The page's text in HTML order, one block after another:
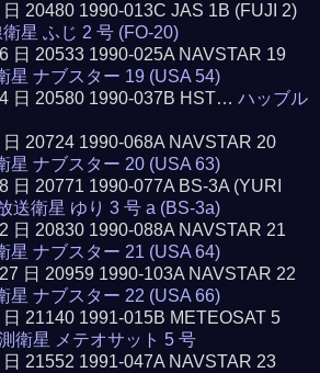
20480 1990-013C JAS 1B (FUJI 2)
星 ふじ 2 号 (FO-20)
日 20533 1990-025A NAVSTAR 19
星 ナブスター 19 (USA 54)
日 20580 1990-037B HST…ハッブル
20724 1990-068A NAVSTAR 20
星 ナブスター 20 (USA 63)
日 20771 1990-077A BS-3A (YURI
送衛星 ゆり 3 号 a (BS-3a)
日 20830 1990-088A NAVSTAR 21
星 ナブスター 21 (USA 64)
日 20959 1990-103A NAVSTAR 22
星 ナブスター 22 (USA 66)
21140 1991-015B METEOSAT 5
衛星 メテオサット 5 号
21552 1991-047A NAVSTAR 23